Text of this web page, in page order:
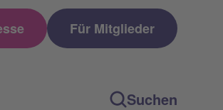
Suchen
Für Mitglieder